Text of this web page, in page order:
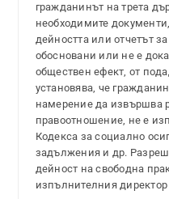
гражданинът на трета
необходимите
дейността или отчетът
обосновани или не е
обществен ефект, от
установява, че
намерение да извършва
правоотношение, не е
Кодекса за социално
задължения и др.
дейност на свободна
изпълнителния директор